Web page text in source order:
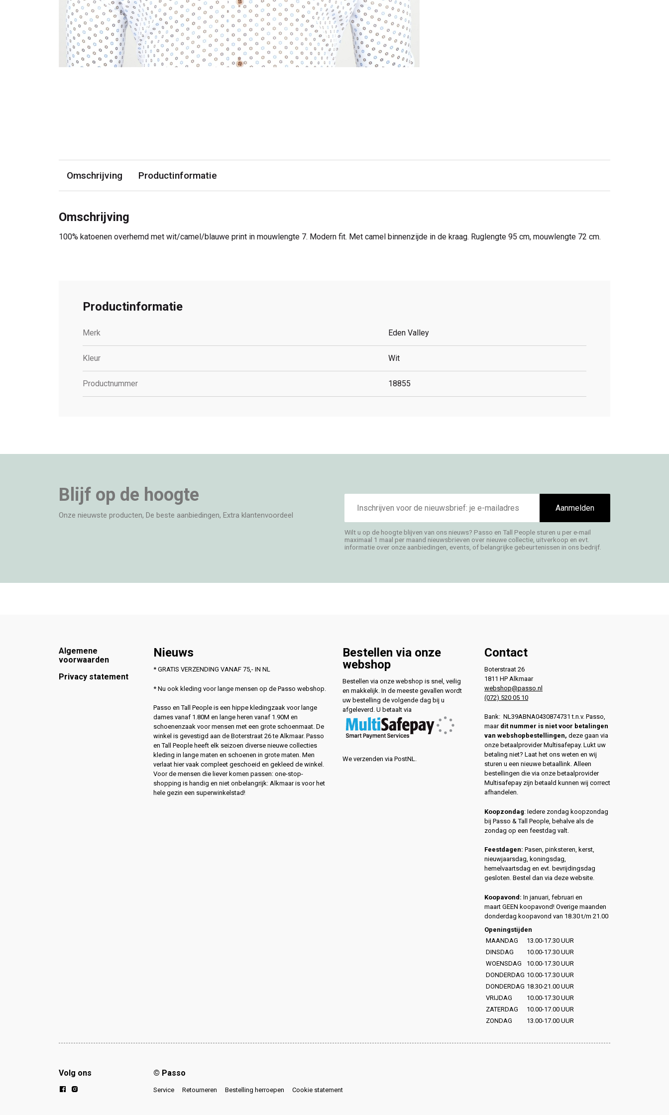
Omschrijving Productinformatie
Omschrijving
100% katoenen overhemd met wit/camel/blauwe print in mouwlengte 7. Modern fit. Met camel binnenzijde in de kraag. Ruglengte 95 cm, mouwlengte 72 cm.
Productinformatie
Merk Eden Valley
Kleur Wit
Productnummer 18855
Blijf op de hoogte
Onze nieuwste producten, De beste aanbiedingen, Extra klantenvoordeel
E-
mailadres
Aanmelden
Wilt u op de hoogte blijven van ons nieuws? Passo en Tall People sturen u per e-mail
maximaal 1 maal per maand nieuwsbrieven over nieuwe collectie, uitverkoop en evt.
informatie over onze aanbiedingen, events, of belangrijke gebeurtenissen in ons bedrijf.
Footer
Algemene
voorwaarden
Privacy statement
Nieuws
* GRATIS VERZENDING VANAF 75,- IN NL
* Nu ook kleding voor lange mensen op de Passo webshop.
Passo en Tall People is een hippe kledingzaak voor lange
dames vanaf 1.80M en lange heren vanaf 1.90M en
schoenenzaak voor mensen met een grote schoenmaat. De
winkel is gevestigd aan de Boterstraat 26 te Alkmaar. Passo
en Tall People heeft elk seizoen diverse nieuwe collecties
kleding in lange maten en schoenen in grote maten. Men
verlaat hier vaak compleet geschoeid en gekleed de winkel.
Voor de mensen die liever komen passen: one-stop-
shopping is handig en niet onbelangrijk: Alkmaar is voor het
hele gezin een superwinkelstad!
Bestellen via onze
webshop
Bestellen via onze webshop is snel, veilig
en makkelijk. In de meeste gevallen wordt
uw bestelling de volgende dag bij u
afgeleverd. U betaalt via
We verzenden via PostNL.
Contact
Boterstraat 26
1811 HP Alkmaar
webshop@passo.nl
(072) 520 05 10
Bank: NL39ABNA0430874731 t.n.v. Passo,
maardit nummer is niet voor betalingen
van webshopbestellingen, deze gaan via
onze betaalprovider Multisafepay. Lukt uw
betaling niet? Laat het ons weten en wij
sturen u een nieuwe betaallink. Alleen
bestellingen die via onze betaalprovider
Multisafepay zijn betaald kunnen wij correct
afhandelen.
Koopzondag: Iedere zondag koopzondag
bij Passo & Tall People, behalve als de
zondag op een feestdag valt.
Feestdagen: Pasen, pinksteren, kerst,
nieuwjaarsdag, koningsdag,
hemelvaartsdag en evt. bevrijdingsdag
gesloten. Bestel dan via deze website.
Koopavond: In januari, februari en
maart GEEN koopavond! Overige maanden
donderdag koopavond van 18.30 t/m 21.00
Openingstijden
MAANDAG
13.00-17.30 UUR
DINSDAG
10.00-17.30 UUR
WOENSDAG
10.00-17.30 UUR
DONDERDAG 10.00-17.30 UUR
DONDERDAG 18.30-21.00 UUR
VRIJDAG
10.00-17.30 UUR
ZATERDAG
10.00-17.00 UUR
ZONDAG
13.00-17.00 UUR
Volg ons © Passo
Service Retourneren Bestelling herroepen Cookie statement